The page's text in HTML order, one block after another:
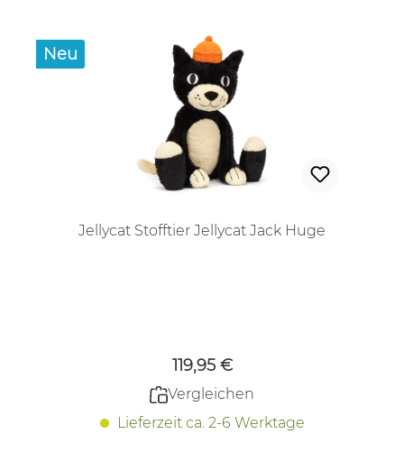
Neu
Jellycat Stofftier Jellycat Jack Huge
119,95 €
Vergleichen
Lieferzeit ca. 2-6 Werktage